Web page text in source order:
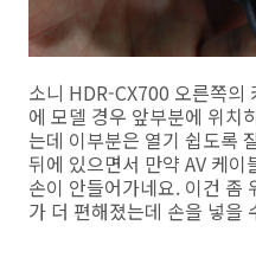
소니 HDR-CX700 오른쪽의
에 모델 경우 앞부분에 위치
는데 이부분은 열기 쉽도록
뒤에 있으면서 만약 AV 케
손이 안들어가네요. 이건 좀
가 더 편해졌는데 손을 넣을